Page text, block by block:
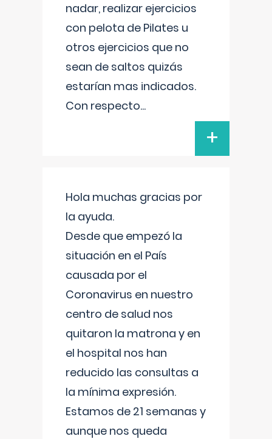
nadar, realizar ejercicios
con pelota de Pilates u
otros ejercicios que no
sean de saltos quizás
estarían mas indicados.
Con respecto...
+
Hola muchas gracias por
la ayuda.
Desde que empezó la
situación en el País
causada por el
Coronavirus en nuestro
centro de salud nos
quitaron la matrona y en
el hospital nos han
reducido las consultas a
la mínima expresión.
Estamos de 21 semanas y
aunque nos queda